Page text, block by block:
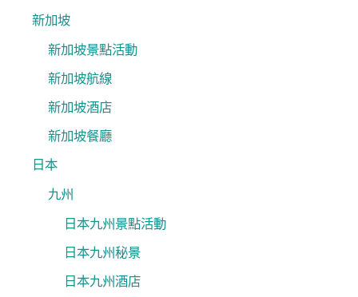
新加坡
新加坡景點活動
新加坡航線
新加坡酒店
新加坡餐廳
日本
九州
日本九州景點活動
日本九州秘景
日本九州酒店